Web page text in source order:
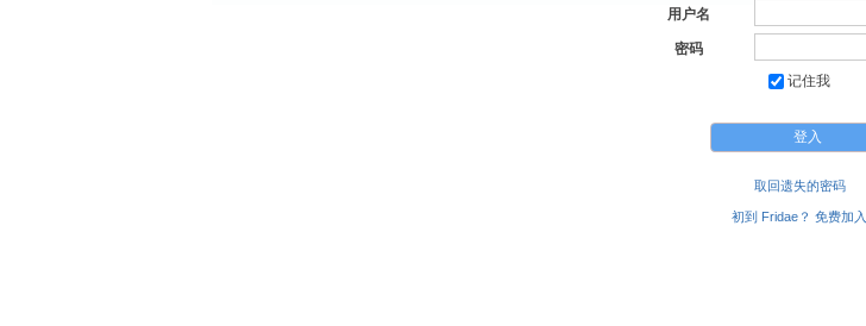
用户名
密码
记住我
取回遗失的密码
初到 Fridae？ 免费加入